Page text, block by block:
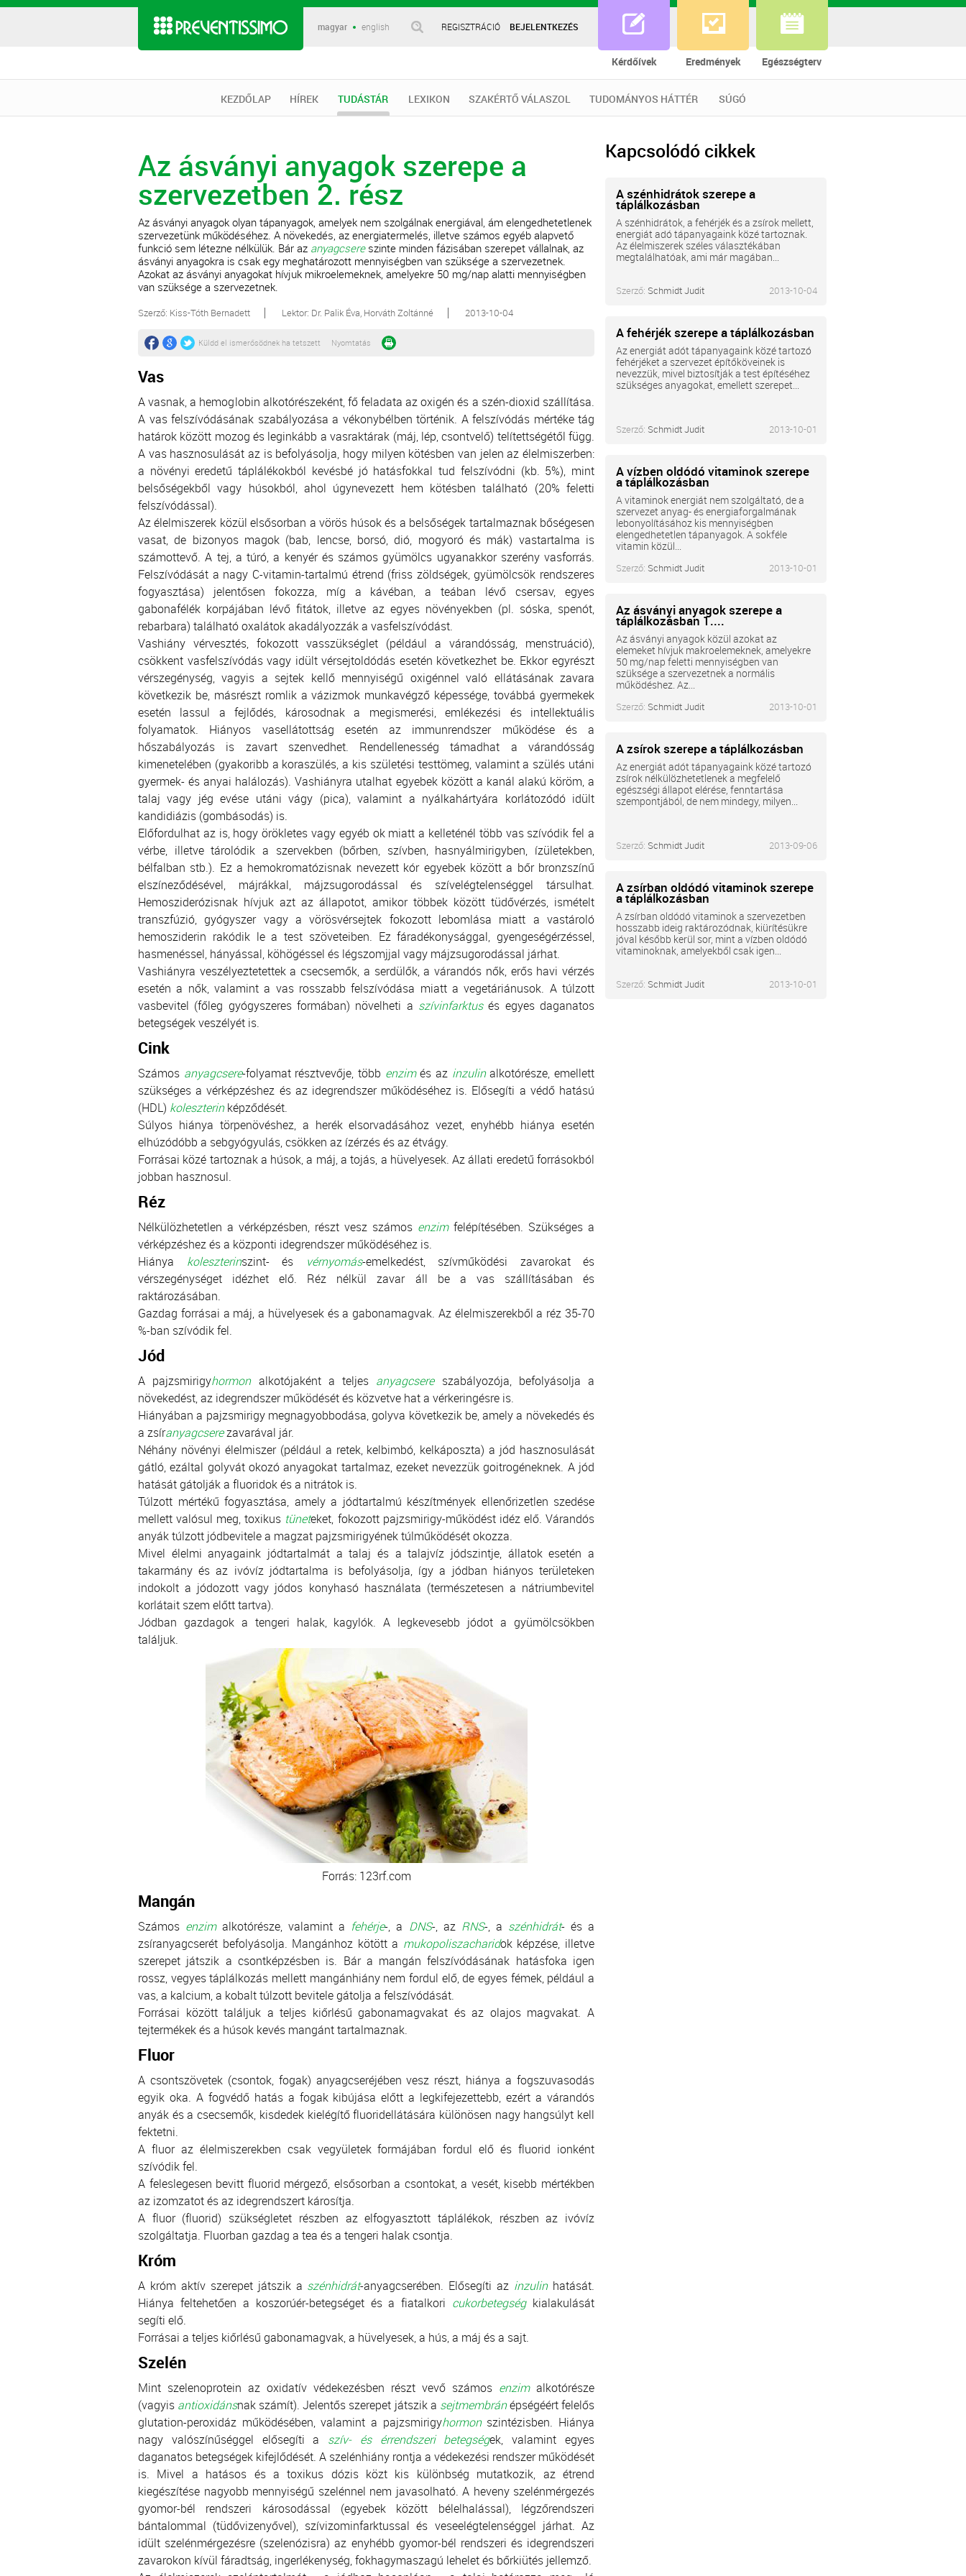
magyar english REGISZTRÁCIÓ BEJELENTKEZÉS
Kérdőívek Eredmények Egészségterv
KEZDŐLAP HÍREK TUDÁSTÁR LEXIKON SZAKÉRTŐ VÁLASZOL TUDOMÁNYOS HÁTTÉR SÚGÓ
Az ásványi anyagok szerepe a
szervezetben 2. rész
Az ásványi anyagok olyan tápanyagok, amelyek nem szolgálnak energiával, ám elengedhetetlenek
szervezetünk működéséhez. A növekedés, az energiatermelés, illetve számos egyéb alapvető
funkció sem létezne nélkülük. Bár az anyagcsereszinte minden fázisában szerepet vállalnak, az
ásványi anyagokra is csak egy meghatározott mennyiségben van szüksége a szervezetnek.
Azokat az ásványi anyagokat hívjuk mikroelemeknek, amelyekre 50 mg/nap alatti mennyiségben
van szüksége a szervezetnek.
Szerző: Kiss-Tóth Bernadett Lektor: Dr. Palik Éva, Horváth Zoltánné 2013-10-04
Küldd el ismerősödnek ha tetszett Nyomtatás
Vas
A vasnak, a hemoglobin alkotórészeként, fő feladata az oxigén és a szén-dioxid szállítása.
A vas felszívódásának szabályozása a vékonybélben történik. A felszívódás mértéke tág
határok között mozog és leginkább a vasraktárak (máj, lép, csontvelő) telítettségétől függ.
A vas hasznosulását az is befolyásolja, hogy milyen kötésben van jelen az élelmiszerben:
a növényi eredetű táplálékokból kevésbé jó hatásfokkal tud felszívódni (kb. 5%), mint
belsőségekből vagy húsokból, ahol úgynevezett hem kötésben található (20% feletti
felszívódással).
Az élelmiszerek közül elsősorban a vörös húsok és a belsőségek tartalmaznak bőségesen
vasat, de bizonyos magok (bab, lencse, borsó, dió, mogyoró és mák) vastartalma is
számottevő. A tej, a túró, a kenyér és számos gyümölcs ugyanakkor szerény vasforrás.
Felszívódását a nagy C-vitamin-tartalmú étrend (friss zöldségek, gyümölcsök rendszeres
fogyasztása) jelentősen fokozza, míg a kávéban, a teában lévő csersav, egyes
gabonafélék korpájában lévő fitátok, illetve az egyes növényekben (pl. sóska, spenót,
rebarbara) található oxalátok akadályozzák a vasfelszívódást.
Vashiány vérvesztés, fokozott vasszükséglet (például a várandósság, menstruáció),
csökkent vasfelszívódás vagy idült vérsejtoldódás esetén következhet be. Ekkor egyrészt
vérszegénység, vagyis a sejtek kellő mennyiségű oxigénnel való ellátásának zavara
következik be, másrészt romlik a vázizmok munkavégző képessége, továbbá gyermekek
esetén lassul a fejlődés, károsodnak a megismerési, emlékezési és intellektuális
folyamatok. Hiányos vasellátottság esetén az immunrendszer működése és a
hőszabályozás is zavart szenvedhet. Rendellenesség támadhat a várandósság
kimenetelében (gyakoribb a koraszülés, a kis születési testtömeg, valamint a szülés utáni
gyermek- és anyai halálozás). Vashiányra utalhat egyebek között a kanál alakú köröm, a
talaj vagy jég evése utáni vágy (pica), valamint a nyálkahártyára korlátozódó idült
kandidiázis (gombásodás) is.
Előfordulhat az is, hogy örökletes vagy egyéb ok miatt a kelleténél több vas szívódik fel a
vérbe, illetve tárolódik a szervekben (bőrben, szívben, hasnyálmirigyben, ízületekben,
bélfalban stb.). Ez a hemokromatózisnak nevezett kór egyebek között a bőr bronzszínű
elszíneződésével, májrákkal, májzsugorodással és szívelégtelenséggel társulhat.
Hemosziderózisnak hívjuk azt az állapotot, amikor többek között tüdővérzés, ismételt
transzfúzió, gyógyszer vagy a vörösvérsejtek fokozott lebomlása miatt a vastároló
hemosziderin rakódik le a test szöveteiben. Ez fáradékonysággal, gyengeségérzéssel,
hasmenéssel, hányással, köhögéssel és légszomjjal vagy májzsugorodással járhat.
Vashiányra veszélyeztetettek a csecsemők, a serdülők, a várandós nők, erős havi vérzés
esetén a nők, valamint a vas rosszabb felszívódása miatt a vegetáriánusok. A túlzott
vasbevitel (főleg gyógyszeres formában) növelheti a szívinfarktusés egyes daganatos
betegségek veszélyét is.
Cink
Számos anyagcsere-folyamat résztvevője, több enzimés az inzulinalkotórésze, emellett
szükséges a vérképzéshez és az idegrendszer működéséhez is. Elősegíti a védő hatású
(HDL) koleszterinképződését.
Súlyos hiánya törpenövéshez, a herék elsorvadásához vezet, enyhébb hiánya esetén
elhúzódóbb a sebgyógyulás, csökken az ízérzés és az étvágy.
Forrásai közé tartoznak a húsok, a máj, a tojás, a hüvelyesek. Az állati eredetű forrásokból
jobban hasznosul.
Réz
Nélkülözhetetlen a vérképzésben, részt vesz számos enzimfelépítésében. Szükséges a
vérképzéshez és a központi idegrendszer működéséhez is.
Hiánya koleszterinszint- és vérnyomás-emelkedést, szívműködési zavarokat és
vérszegénységet idézhet elő. Réz nélkül zavar áll be a vas szállításában és
raktározásában.
Gazdag forrásai a máj, a hüvelyesek és a gabonamagvak. Az élelmiszerekből a réz 35-70
%-ban szívódik fel.
Jód
A pajzsmirigyhormonalkotójaként a teljes anyagcsereszabályozója, befolyásolja a
növekedést, az idegrendszer működését és közvetve hat a vérkeringésre is.
Hiányában a pajzsmirigy megnagyobbodása, golyva következik be, amely a növekedés és
a zsíranyagcserezavarával jár.
Néhány növényi élelmiszer (például a retek, kelbimbó, kelkáposzta) a jód hasznosulását
gátló, ezáltal golyvát okozó anyagokat tartalmaz, ezeket nevezzük goitrogéneknek. A jód
hatását gátolják a fluoridok és a nitrátok is.
Túlzott mértékű fogyasztása, amely a jódtartalmú készítmények ellenőrizetlen szedése
mellett valósul meg, toxikus tüneteket, fokozott pajzsmirigy-működést idéz elő. Várandós
anyák túlzott jódbevitele a magzat pajzsmirigyének túlműködését okozza.
Mivel élelmi anyagaink jódtartalmát a talaj és a talajvíz jódszintje, állatok esetén a
takarmány és az ivóvíz jódtartalma is befolyásolja, így a jódban hiányos területeken
indokolt a jódozott vagy jódos konyhasó használata (természetesen a nátriumbevitel
korlátait szem előtt tartva).
Jódban gazdagok a tengeri halak, kagylók. A legkevesebb jódot a gyümölcsökben
találjuk.
Forrás: 123rf.com
Mangán
Számos enzimalkotórésze, valamint a fehérje-, a DNS-, az RNS-, a szénhidrát- és a
zsíranyagcserét befolyásolja. Mangánhoz kötött a mukopoliszacharidok képzése, illetve
szerepet játszik a csontképzésben is. Bár a mangán felszívódásának hatásfoka igen
rossz, vegyes táplálkozás mellett mangánhiány nem fordul elő, de egyes fémek, például a
vas, a kalcium, a kobalt túlzott bevitele gátolja a felszívódását.
Forrásai között találjuk a teljes kiőrlésű gabonamagvakat és az olajos magvakat. A
tejtermékek és a húsok kevés mangánt tartalmaznak.
Fluor
A csontszövetek (csontok, fogak) anyagcseréjében vesz részt, hiánya a fogszuvasodás
egyik oka. A fogvédő hatás a fogak kibújása előtt a legkifejezettebb, ezért a várandós
anyák és a csecsemők, kisdedek kielégítő fluoridellátására különösen nagy hangsúlyt kell
fektetni.
A fluor az élelmiszerekben csak vegyületek formájában fordul elő és fluorid ionként
szívódik fel.
A feleslegesen bevitt fluorid mérgező, elsősorban a csontokat, a vesét, kisebb mértékben
az izomzatot és az idegrendszert károsítja.
A fluor (fluorid) szükségletet részben az elfogyasztott táplálékok, részben az ivóvíz
szolgáltatja. Fluorban gazdag a tea és a tengeri halak csontja.
Króm
A króm aktív szerepet játszik a szénhidrát-anyagcserében. Elősegíti az inzulinhatását.
Hiánya feltehetően a koszorúér-betegséget és a fiatalkori cukorbetegségkialakulását
segíti elő.
Forrásai a teljes kiőrlésű gabonamagvak, a hüvelyesek, a hús, a máj és a sajt.
Szelén
Mint szelenoprotein az oxidatív védekezésben részt vevő számos enzimalkotórésze
(vagyis antioxidánsnak számít). Jelentős szerepet játszik a sejtmembránépségéért felelős
glutation-peroxidáz működésében, valamint a pajzsmirigyhormonszintézisben. Hiánya
nagy valószínűséggel elősegíti a szív- és érrendszeri betegségek, valamint egyes
daganatos betegségek kifejlődését. A szelénhiány rontja a védekezési rendszer működését
is. Mivel a hatásos és a toxikus dózis közt kis különbség mutatkozik, az étrend
kiegészítése nagyobb mennyiségű szelénnel nem javasolható. A heveny szelénmérgezés
gyomor-bél rendszeri károsodással (egyebek között bélelhalással), légzőrendszeri
bántalommal (tüdővizenyővel), szívizominfarktussal és veseelégtelenséggel járhat. Az
idült szelénmérgezésre (szelenózisra) az enyhébb gyomor-bél rendszeri és idegrendszeri
zavarokon kívül fáradtság, ingerlékenység, fokhagymaszagú lehelet és bőrkiütés jellemző.
Kapcsolódó cikkek
A szénhidrátok szerepe a
táplálkozásban
A szénhidrátok, a fehérjék és a zsírok mellett,
energiát adó tápanyagaink közé tartoznak.
Az élelmiszerek széles választékában
megtalálhatóak, ami már magában...
Szerző: Schmidt Judit 2013-10-04
A fehérjék szerepe a táplálkozásban
Az energiát adót tápanyagaink közé tartozó
fehérjéket a szervezet építőköveinek is
nevezzük, mivel biztosítják a test építéséhez
szükséges anyagokat, emellett szerepet...
Szerző: Schmidt Judit 2013-10-01
A vízben oldódó vitaminok szerepe
a táplálkozásban
A vitaminok energiát nem szolgáltató, de a
szervezet anyag- és energiaforgalmának
lebonyolításához kis mennyiségben
elengedhetetlen tápanyagok. A sokféle
vitamin közül...
Szerző: Schmidt Judit 2013-10-01
Az ásványi anyagok szerepe a
táplálkozásban 1....
Az ásványi anyagok közül azokat az
elemeket hívjuk makroelemeknek, amelyekre
50 mg/nap feletti mennyiségben van
szüksége a szervezetnek a normális
működéshez. Az...
Szerző: Schmidt Judit 2013-10-01
A zsírok szerepe a táplálkozásban
Az energiát adót tápanyagaink közé tartozó
zsírok nélkülözhetetlenek a megfelelő
egészségi állapot elérése, fenntartása
szempontjából, de nem mindegy, milyen...
Szerző: Schmidt Judit 2013-09-06
A zsírban oldódó vitaminok szerepe
a táplálkozásban
A zsírban oldódó vitaminok a szervezetben
hosszabb ideig raktározódnak, kiürítésükre
jóval később kerül sor, mint a vízben oldódó
vitaminoknak, amelyekből csak igen...
Szerző: Schmidt Judit 2013-10-01